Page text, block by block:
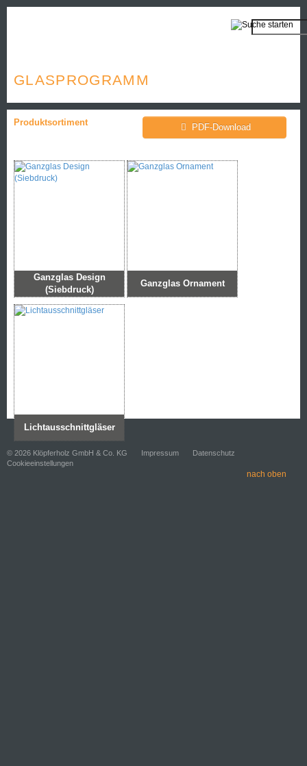
GLASPROGRAMM
Produktsortiment PDF-Download
Ganzglas Design
(Siebdruck)
Ganzglas Ornament
Lichtausschnittgläser
© 2026 Klöpferholz GmbH & Co. KG Impressum
Datenschutz
Cookieeinstellungen
nach oben